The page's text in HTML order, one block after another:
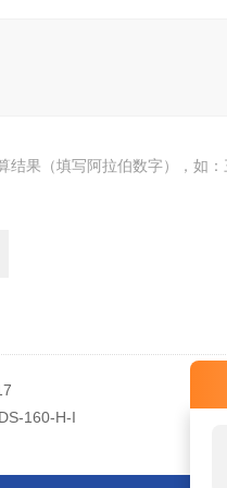
结果（填写阿拉伯数字），如：
160-H-I